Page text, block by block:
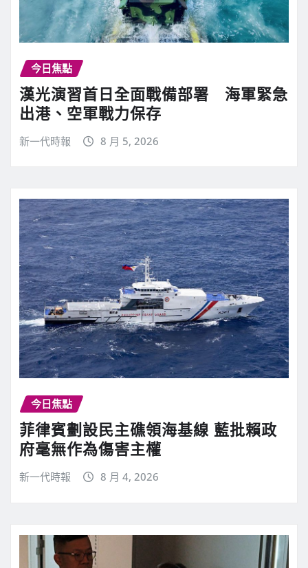
今日焦點
漢光演習首日全面戰備部署 海軍緊急
出港、空軍戰力保存
新一代時報 8 月 5, 2026
今日焦點
菲律賓劃設民主礁領海基線 藍批賴政
府毫無作為傷害主權
新一代時報 8 月 4, 2026